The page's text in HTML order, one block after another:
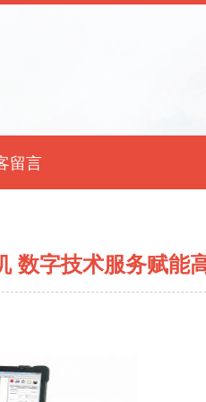
留言
数字技术服务赋能